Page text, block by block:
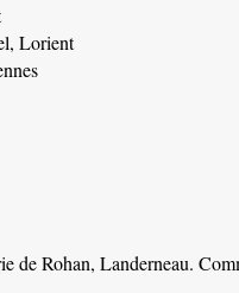
Lorient
de Rohan, Landerneau.